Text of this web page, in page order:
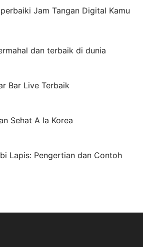
Jam Tangan Digital Kamu
dan terbaik di dunia
Bar Live Terbaik
Sehat A la Korea
Lapis: Pengertian dan Contoh